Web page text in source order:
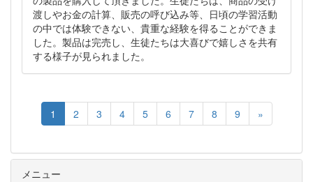
渡しやお金の計算、販売の呼び込み等、日頃の学習活動
の中では体験できない、貴重な経験を得ることができま
した。製品は完売し、生徒たちは大喜びで嬉しさを共有
する様子が見られました。
1 2 3 4 5 6 7 8 9 »
メニュー